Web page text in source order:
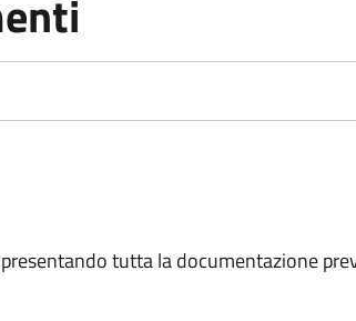
tutta la documentazione